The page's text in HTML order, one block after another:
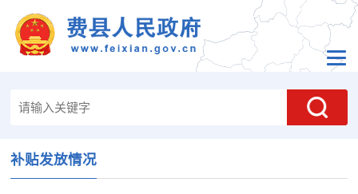
补贴发放情况